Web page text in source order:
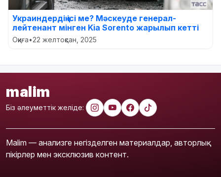
Украиндердің ісі ме? Мәскеуде генерал-
лейтенант мінген Kia Sorento жарылып кетті
Оқиға•22 желтоқсан, 2025
malim
Біз әлеуметтік желіде:
Malim — анализге негізделген материалдар, авторлық
пікірлер мен эксклюзив контент.